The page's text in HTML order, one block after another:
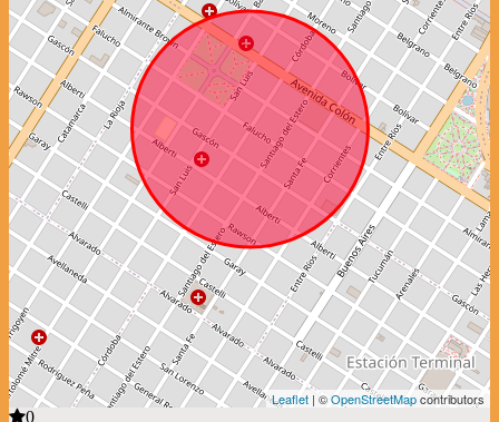
Leaflet | ©OpenStreetMapcontributors
0